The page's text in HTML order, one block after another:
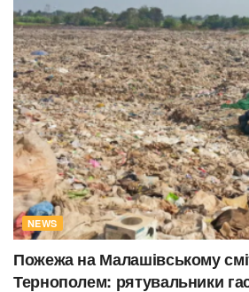
NEWS
Пожежа на Малашівському
Тернополем: рятувальники